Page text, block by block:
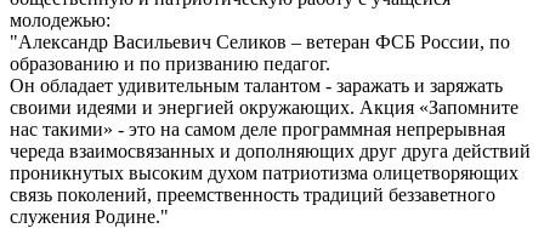
молодежью:
"Александр Васильевич Селиков – ветеран ФСБ России, по
образованию и по призванию педагог.
Он обладает удивительным талантом - заражать и заряжать
своими идеями и энергией окружающих. Акция «Запомните
нас такими» - это на самом деле программная непрерывная
череда взаимосвязанных и дополняющих друг друга действий
проникнутых высоким духом патриотизма олицетворяющих
связь поколений, преемственность традиций беззаветного
служения Родине."